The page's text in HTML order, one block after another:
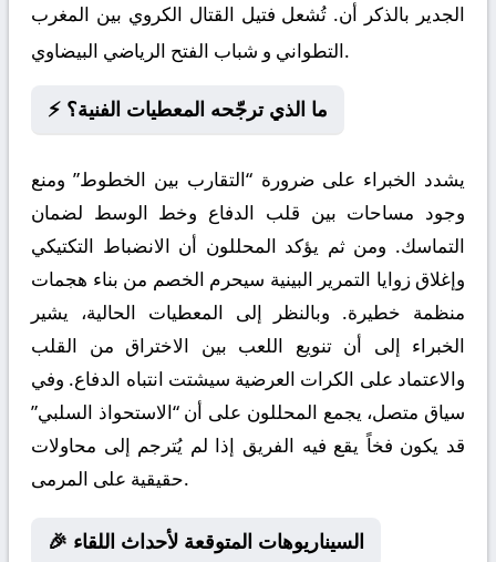
الجدير بالذكر أن. تُشعل فتيل القتال الكروي بين المغرب
التطواني و شباب الفتح الرياضي البيضاوي.
⚡ ما الذي ترجّحه المعطيات الفنية؟
يشدد الخبراء على ضرورة “التقارب بين الخطوط” ومنع
وجود مساحات بين قلب الدفاع وخط الوسط لضمان
التماسك. ومن ثم يؤكد المحللون أن الانضباط التكتيكي
وإغلاق زوايا التمرير البينية سيحرم الخصم من بناء هجمات
منظمة خطيرة. وبالنظر إلى المعطيات الحالية، يشير
الخبراء إلى أن تنويع اللعب بين الاختراق من القلب
والاعتماد على الكرات العرضية سيشتت انتباه الدفاع. وفي
سياق متصل، يجمع المحللون على أن “الاستحواذ السلبي”
قد يكون فخاً يقع فيه الفريق إذا لم يُترجم إلى محاولات
حقيقية على المرمى.
🎉 السيناريوهات المتوقعة لأحداث اللقاء